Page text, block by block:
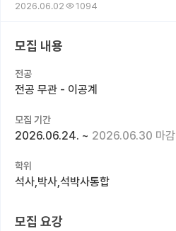
연구실별 모집 정보
전공별 모집 정보
국내대학원 정보
연구실&오픈랩
커리어
2026.06.02 1094
모집 내용
전공
전공 무관 - 이공계
모집 기간
2026.06.24. ~ 2026.06.30 마감
학위
석사,박사,석박사통합
모집 요강